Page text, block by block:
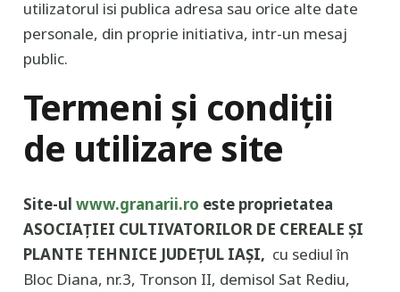
utilizatorul isi publica adresa sau orice alte date
personale, din proprie initiativa, intr-un mesaj
public.
Termeni și condiții
de utilizare site
Site-ul www.granarii.ro este proprietatea
ASOCIAȚIEI CULTIVATORILOR DE CEREALE ȘI
PLANTE TEHNICE JUDEȚUL IAȘI, cu sediul în
Bloc Diana, nr.3, Tronson II, demisol Sat Rediu,